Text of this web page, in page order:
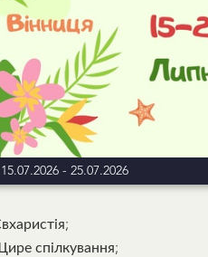
15.07.2026 - 25.07.2026
спілкування;